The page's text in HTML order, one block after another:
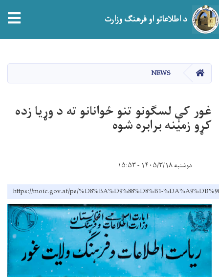
د اطلاعاتو او فرهنګ وزارت
HOME
NEWS
غور کې لسګونو تنو ځوانانو ته د وړیا زده
کړو زمینه برابره شوه
دوشنبه ۱۴۰۵/۳/۱۸ - ۱۵:۵۳
https://moic.gov.af/ps/%D8%BA%D9%88%D8%B1-